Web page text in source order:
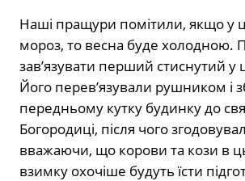
Наші пращури помітили, якщо у
мороз, то весна буде холодною.
зав’язувати перший стиснутий у
Його перев’язували рушником і
передньому кутку будинку до
Богородиці, після чого
вважаючи, що корови та кози в
взимку охочіше будуть їсти